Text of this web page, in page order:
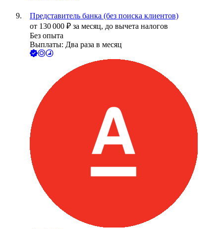
Представитель банка (без поиска клиентов)
от 130 000 ₽ за месяц, до вычета налогов
Без опыта
Выплаты: Два раза в месяц